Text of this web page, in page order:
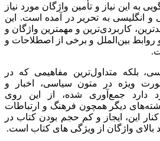
به این نیاز و تأمین واژگان مورد نیاز
انگلیسی به تحریر در آمده است. این
کاربردی‌ترین و مهمترین واژگان و
بین‌الملل و برخی از اصطلاحات و
بلکه متداول‌ترین مفاهیمی که در
ویژه در متون سیاسی، اخبار و
دارد جمع‌آوری شده، از این روی
دیگر همچون فرهنگ و ارتباطات
این، ایجاز و کم حجم بودن کتاب در
بالای واژگان از ویژگی های کتاب است.